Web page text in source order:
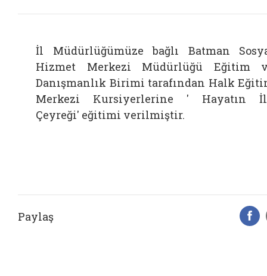
İl Müdürlüğümüze bağlı Batman
Hizmet Merkezi Müdürlüğü Eğitim
Danışmanlık Birimi tarafından Halk
Merkezi Kursiyerlerine ' Hayatın
Çeyreği' eğitimi verilmiştir.
Paylaş